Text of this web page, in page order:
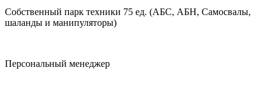
Собственный парк техники 75 ед. (АБС, АБН, Самосвалы,
шаланды и манипуляторы)
Персональный менеджер